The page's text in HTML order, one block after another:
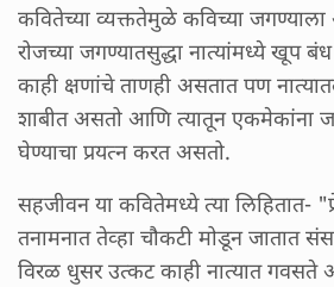
कवितेच्या व्यक्ततेमुळे कविच्या
रोजच्या जगण्यातसुद्धा नात्यांमध्ये खूप
काही क्षणांचे ताणही असतात पण
शाबीत असतो आणि त्यातून एकमेकांना
घेण्याचा प्रयत्न करत असतो.
सहजीवन या कवितेमध्ये त्या लिहितात-
तनामनात तेव्हा चौकटी मोडून जातात
विरळ धुसर उत्कट काही नात्यात गवसते